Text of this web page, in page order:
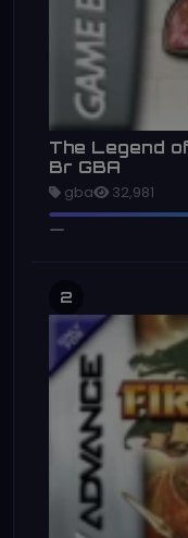
The Legend
Br GBA
gba 32,981
2